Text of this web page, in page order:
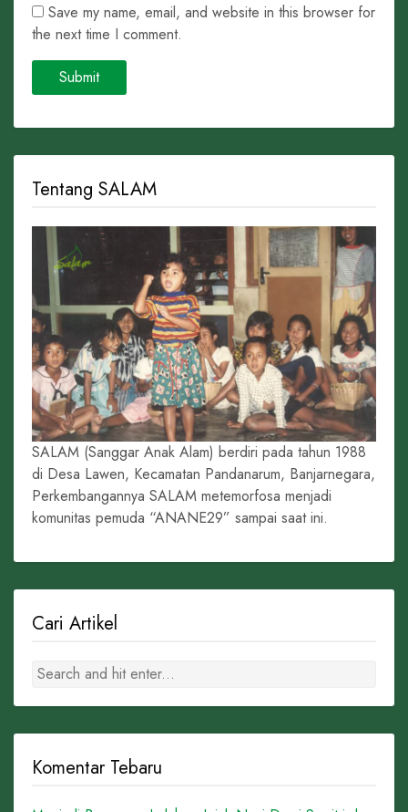
Save my name, email, and website in this browser for
the next time I comment.
Tentang SALAM
SALAM (Sanggar Anak Alam) berdiri pada tahun 1988
di Desa Lawen, Kecamatan Pandanarum, Banjarnegara,
Perkembangannya SALAM metemorfosa menjadi
komunitas pemuda “ANANE29” sampai saat ini.
Cari Artikel
Komentar Tebaru